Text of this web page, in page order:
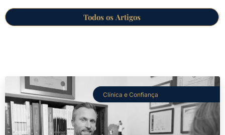
Todos os Artigos
Clínica e Confiança